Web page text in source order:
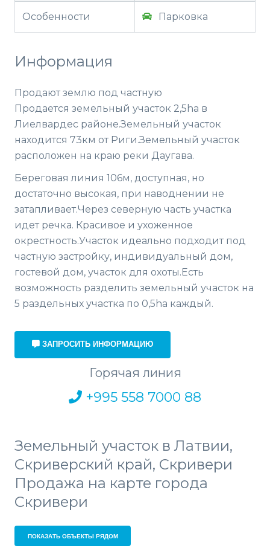
Особенности Парковка
Информация
Продают землю под частную
Продается земельный участок 2,5ha в
Лиелвардес районе.Земельный участок
находится 73км от Риги.Земельный участок
расположен на краю реки Даугава.
Береговая линия 106м, доступная, но
достаточно высокая, при наводнении не
затапливает.Через северную часть участка
идет речка. Красивое и ухоженное
окрестность.Участок идеально подходит под
частную застройку, индивидуальный дом,
гостевой дом, участок для охоты.Есть
возможность разделить земельный участок на
5 раздельных участка по 0,5ha каждый.
ЗАПРОСИТЬ ИНФОРМАЦИЮ
Горячая линия
+995 558 7000 88
Земельный участок в Латвии,
Скриверский край, Скривери
Продажа на карте города
Скривери
ПОКАЗАТЬ ОБЪЕКТЫ РЯДОМ